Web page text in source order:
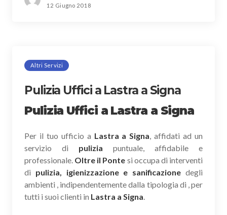
12 Giugno 2018
Altri Servizi
Pulizia Uffici a Lastra a Signa
Pulizia Uffici a Lastra a Signa
Per il tuo ufficio a Lastra a Signa, affidati ad un
servizio di pulizia puntuale, affidabile e
professionale. Oltre il Ponte si occupa di interventi
di pulizia, igienizzazione e sanificazione degli
ambienti , indipendentemente dalla tipologia di , per
tutti i suoi clienti in Lastra a Signa.